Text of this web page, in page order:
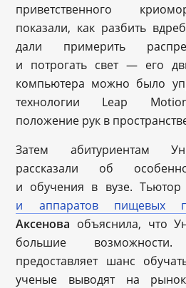
приветственного
показали, как разбить
дали примерить
и потрогать свет — его
компьютера можно было
технологии Leap
положение рук в
Затем абитуриентам
рассказали об
и обучения в вузе. Тьютор
и аппаратов пищевых
Аксенова объяснила, что
большие
предоставляет шанс
ученые выводят на